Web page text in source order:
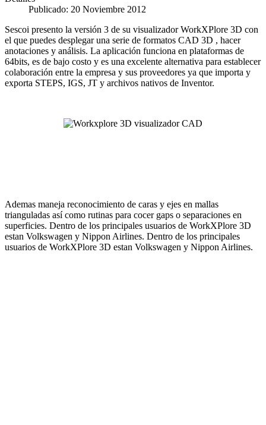
Publicado: 20 Noviembre 2012
Sescoi presento la versión 3 de su visualizador WorkXPlore 3D con
el que puedes desplegar una serie de formatos CAD 3D , hacer
anotaciones y análisis. La aplicación funciona en plataformas de
64bits, es de bajo costo y es una excelente alternativa para establecer
colaboración entre la empresa y sus proveedores ya que importa y
exporta STEPS, IGS, JT y archivos nativos de Inventor.
Ademas maneja reconocimiento de caras y ejes en mallas
trianguladas así como rutinas para cocer gaps o separaciones en
superficies. Dentro de los principales usuarios de WorkXPlore 3D
estan Volkswagen y Nippon Airlines. Dentro de los principales
usuarios de WorkXPlore 3D estan Volkswagen y Nippon Airlines.